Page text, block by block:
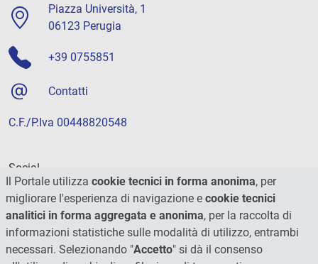
Piazza Università, 1
06123 Perugia
+39 0755851
Contatti
C.F./P.Iva 00448820548
Social
Il Portale utilizza cookie tecnici in forma anonima, per
migliorare l'esperienza di navigazione e cookie tecnici
analitici in forma aggregata e anonima, per la raccolta di
informazioni statistiche sulle modalità di utilizzo, entrambi
necessari. Selezionando "Accetto" si dà il consenso